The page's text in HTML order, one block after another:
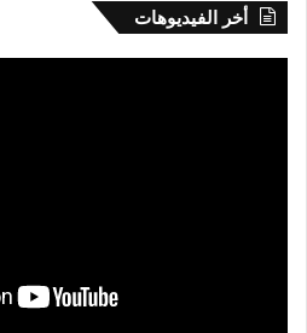
أخر الفيديوهات